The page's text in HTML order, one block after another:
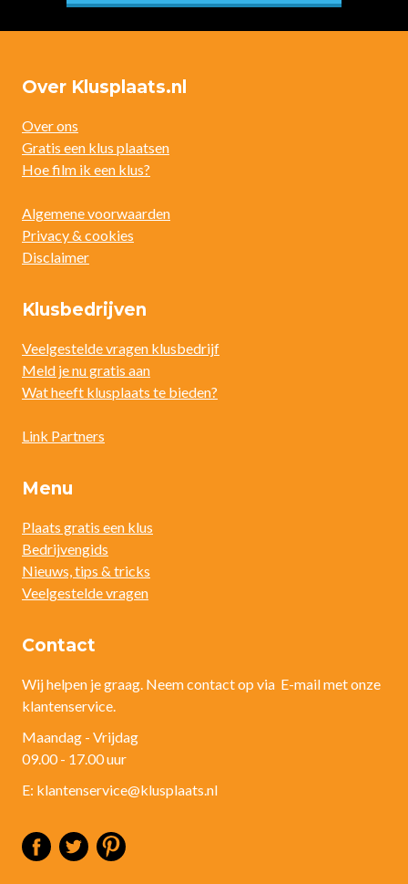
Over Klusplaats.nl
Over ons
Gratis een klus plaatsen
Hoe film ik een klus?
Algemene voorwaarden
Privacy & cookies
Disclaimer
Klusbedrijven
Veelgestelde vragen klusbedrijf
Meld je nu gratis aan
Wat heeft klusplaats te bieden?
Link Partners
Menu
Plaats gratis een klus
Bedrijvengids
Nieuws, tips & tricks
Veelgestelde vragen
Contact
Wij helpen je graag. Neem contact op via E-mail met onze
klantenservice.
Maandag - Vrijdag
09.00 - 17.00 uur
E: klantenservice@klusplaats.nl